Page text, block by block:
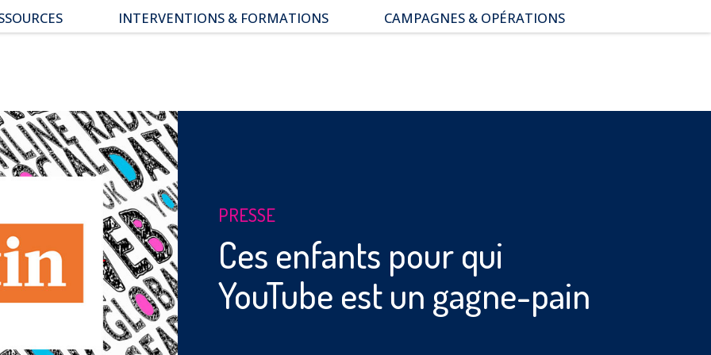
INTERVENTIONS & FORMATIONS
CAMPAGNES & OPÉRATIONS
PRESSE
Ces enfants pour qui
YouTube est un gagne-pain